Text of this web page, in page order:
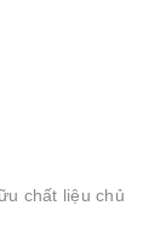
chất liệu chủ